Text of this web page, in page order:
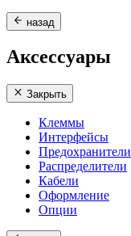
назад
Аксессуары
Закрыть
Клеммы
Интерфейсы
Предохранители
Распределители
Кабели
Оформление
Опции